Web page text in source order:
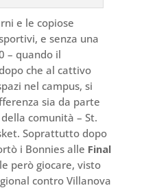
e le copiose
e senza una
– quando il
che al cattivo
nel campus, si
sia da parte
comunità – St.
Soprattutto dopo
i Bonnies alle Final
però giocare, visto
contro Villanova